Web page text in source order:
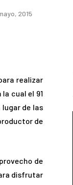
2015
realizar
la cual el 91
de las
de
de
disfrutar